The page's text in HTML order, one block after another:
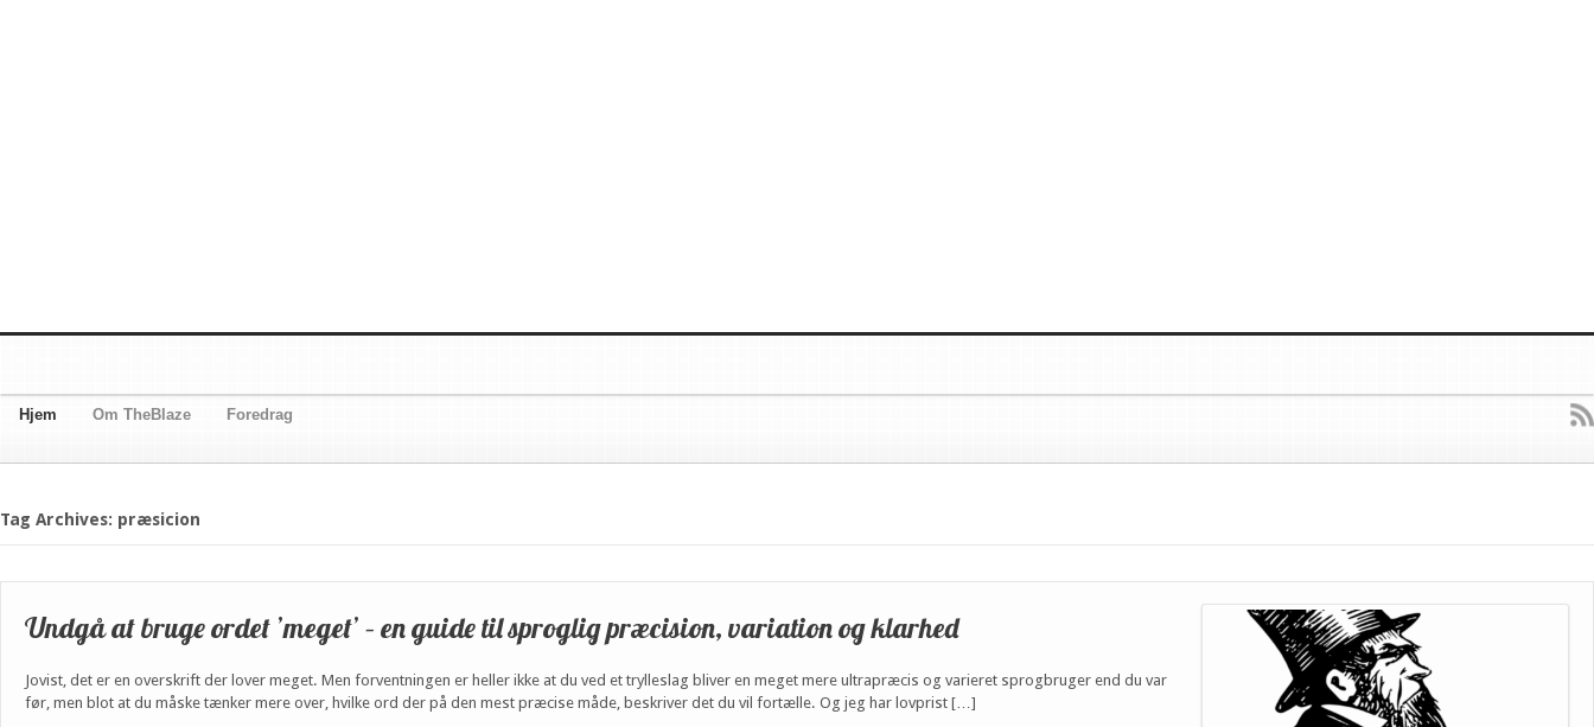
Hjem Om TheBlaze Foredrag
Tag Archives: præsicion
Undgå at bruge ordet ’meget’ – en guide til sproglig præcision, variation og klarhed
Jovist, det er en overskrift der lover meget. Men forventningen er heller ikke at du ved et trylleslag bliver en meget mere ultrapræcis og varieret sprogbruger end du var
før, men blot at du måske tænker mere over, hvilke ord der på den mest præcise måde, beskriver det du vil fortælle. Og jeg har lovprist […]